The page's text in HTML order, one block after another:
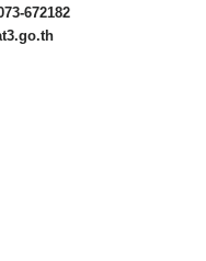
672182